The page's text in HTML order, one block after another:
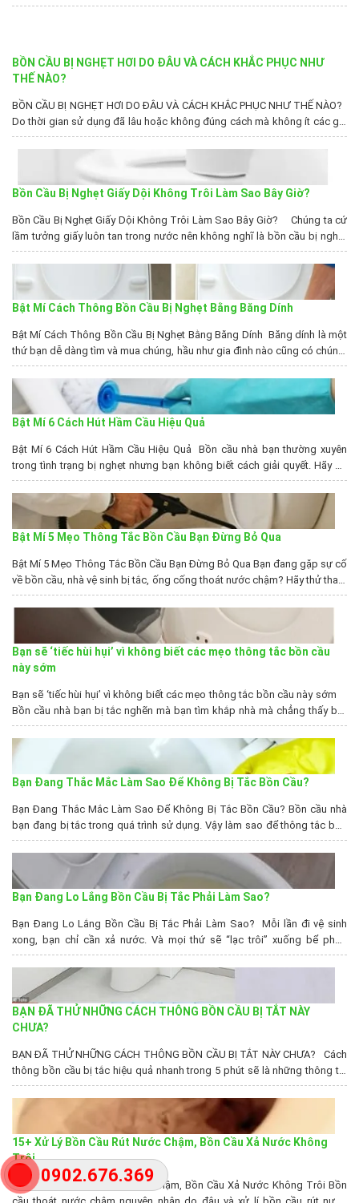
0902.676.369
nước chảy. Nhưng hôm nay lại hơi lạ một chút, khi xả nước, chúng chẳng
BỒN CẦU BỊ NGHẸT HƠI DO ĐÂU VÀ CÁCH KHẮC PHỤC NHƯ
THẾ NÀO?
BỒN CẦU BỊ NGHẸT HƠI DO ĐÂU VÀ CÁCH KHẮC PHỤC NHƯ THẾ NÀO?
Do thời gian sử dụng đã lâu hoặc không đúng cách mà không ít các gia
đình hiện nay phải chịu cảnh bồn cầu bị nghẹt hơi làm gián đoạn sinh
hoạt. Bài viết hôm nay, chúng tôi sẽ chia...
Bồn Cầu Bị Nghẹt Giấy Dội Không Trôi Làm Sao Bây Giờ?
Bồn Cầu Bị Nghẹt Giấy Dội Không Trôi Làm Sao Bây Giờ? Chúng ta cứ
lầm tưởng giấy luôn tan trong nước nên không nghĩ là bồn cầu bị nghẹt
giấy có thể xảy ra. Vậy khi gặp tình huống này, chúng ta cần xử lý ra sao?
Bật Mí Cách Thông Bồn Cầu Bị Nghẹt Bằng Băng Dính
Bật Mí Cách Thông Bồn Cầu Bị Nghẹt Bằng Băng Dính Băng dính là một
thứ bạn dễ dàng tìm và mua chúng, hầu như gia đình nào cũng có chúng.
Nếu không có băng dính thì bạn cũng dễ dàng tìm mua chúng ở các tiệm
tạp hóa, cửa hàng tiện lượi hay siêu...
Bật Mí 6 Cách Hút Hầm Cầu Hiệu Quả
Bật Mí 6 Cách Hút Hầm Cầu Hiệu Quả Bồn cầu nhà bạn thường xuyên
trong tình trạng bị nghẹt nhưng bạn không biết cách giải quyết. Hãy để
Thịnh Phát của chúng tôi sẽ giúp bạn giải quyết , với sự chuyên nghiệp
chúng tôi được xem là Công ty rút hầm cầu TPHCM uy tín...
Bật Mí 5 Mẹo Thông Tắc Bồn Cầu Bạn Đừng Bỏ Qua
Bật Mí 5 Mẹo Thông Tắc Bồn Cầu Bạn Đừng Bỏ Qua Bạn đang gặp sự cố
về bồn cầu, nhà vệ sinh bị tắc, ống cống thoát nước chậm? Hãy thử tham
khảo 5 mẹo thông tắc bồn cầu sau đây. Và chờ xem hiệu quả mà chúng
mang lại nhé! Sự Thật Bồn Cầu...
Bạn sẽ ‘tiếc hùi hụi’ vì không biết các mẹo thông tắc bồn cầu
này sớm
Bạn sẽ ‘tiếc hùi hụi’ vì không biết các mẹo thông tắc bồn cầu này sớm
Bồn cầu nhà bạn bị tắc nghẽn mà bạn tìm khắp nhà mà chẳng thấy bột
thông cống ở đâu cả thì đừng lo bởi những mẹo thông tắc bồn cầu sau
đây sẽ giải quyết vấn...
Bạn Đang Thắc Mắc Làm Sao Để Không Bị Tắc Bồn Cầu?
Bạn Đang Thắc Mắc Làm Sao Để Không Bị Tắc Bồn Cầu? Bồn cầu nhà
bạn đang bị tắc trong quá trình sử dụng. Vậy làm sao để thông tắc bồn
cầu và phòng tránh tắc nghẽn? Sau đây công ty chúng tôi xin chia sẻ cho
các bạn biết nguyên nhân tắc bồn cầu cũng như phương...
Bạn Đang Lo Lắng Bồn Cầu Bị Tắc Phải Làm Sao?
Bạn Đang Lo Lắng Bồn Cầu Bị Tắc Phải Làm Sao? Mỗi lần đi vệ sinh
xong, bạn chỉ cần xả nước. Và mọi thứ sẽ “lạc trôi” xuống bể phốt.
Nhưng hôm nay lại hơi lạ một chút, khi xả nước, chúng chẳng những
không trôi xuống. Mà còn ứ đọng luôn ở đấy?...
BẠN ĐÃ THỬ NHỮNG CÁCH THÔNG BỒN CẦU BỊ TẮT NÀY
CHƯA?
BẠN ĐÃ THỬ NHỮNG CÁCH THÔNG BỒN CẦU BỊ TẮT NÀY CHƯA? Cách
thông bồn cầu bị tắc hiệu quả nhanh trong 5 phút sẽ là những thông tin
bổ ích mà bài viết hôm nay Thịnh Phát mang đến cho bạn. Chỉ cần ghi
nhớ và làm đúng theo những gì hướng dẫn, đảm...
15+ Xử Lý Bồn Cầu Rút Nước Chậm, Bồn Cầu Xả Nước Không
Trôi
15+ Xử Lý Bồn Cầu Rút Nước Chậm, Bồn Cầu Xả Nước Không Trôi Bồn